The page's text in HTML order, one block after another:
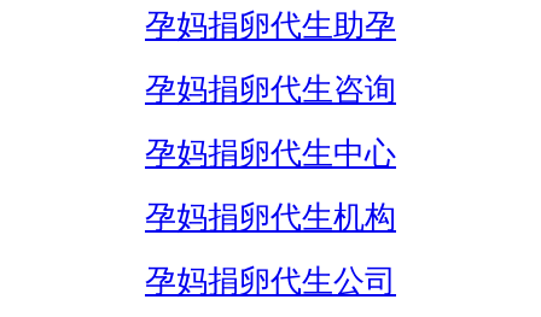
孕妈捐卵代生助孕
孕妈捐卵代生咨询
孕妈捐卵代生中心
孕妈捐卵代生机构
孕妈捐卵代生公司